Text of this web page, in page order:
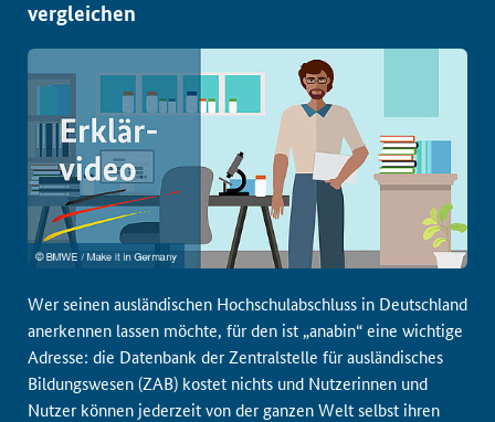
vergleichen
Wer seinen ausländischen Hochschulabschluss in Deutschland
anerkennen lassen möchte, für den ist „anabin“ eine wichtige
Adresse: die Datenbank der Zentralstelle für ausländisches
Bildungswesen (ZAB) kostet nichts und Nutzerinnen und
Nutzer können jederzeit von der ganzen Welt selbst ihren